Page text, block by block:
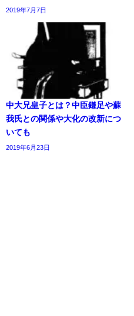
2019年7月7日
中大兄皇子とは？中臣鎌足や蘇
我氏との関係や大化の改新につ
いても
2019年6月23日